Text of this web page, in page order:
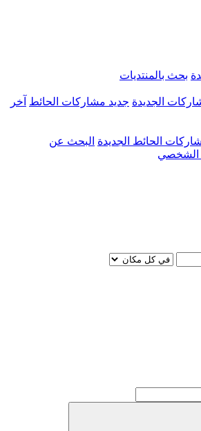
بحث بالمنتديات
الجديدة جديد مشاركات الحائط آخر
الحائط الجديدة البحث عن
الشخصي